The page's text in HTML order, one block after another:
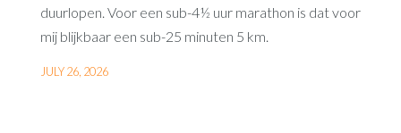
duurlopen. Voor een sub-4½ uur marathon is dat voor
mij blijkbaar een sub-25 minuten 5 km.
JULY 26, 2026